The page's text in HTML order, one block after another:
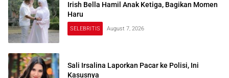
Irish Bella Hamil Anak Ketiga, Bagikan Momen
Haru
SELEBRITIS August 7, 2026
Sali Irsalina Laporkan Pacar ke Polisi, Ini
Kasusnya